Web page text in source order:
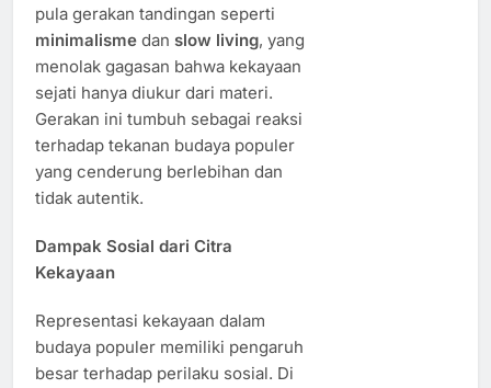
pula gerakan tandingan seperti
minimalisme dan slow living, yang
menolak gagasan bahwa kekayaan
sejati hanya diukur dari materi.
Gerakan ini tumbuh sebagai reaksi
terhadap tekanan budaya populer
yang cenderung berlebihan dan
tidak autentik.
Dampak Sosial dari Citra
Kekayaan
Representasi kekayaan dalam
budaya populer memiliki pengaruh
besar terhadap perilaku sosial. Di